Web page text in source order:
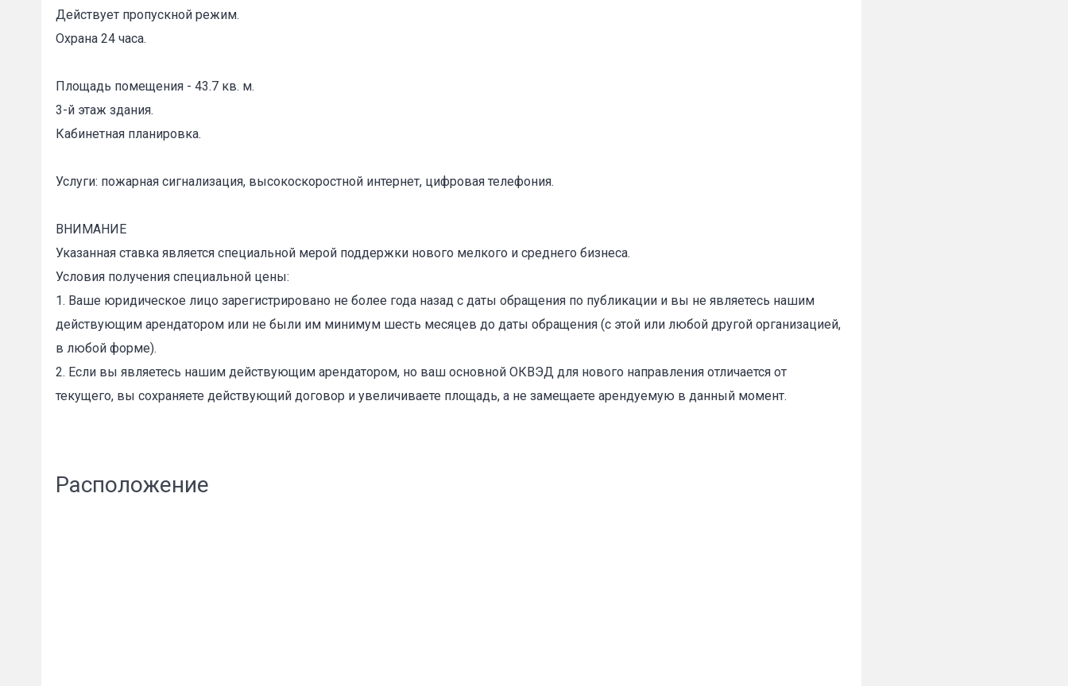
Действует пропускной режим.
Охрана 24 часа.
Площадь помещения - 43.7 кв. м.
3-й этаж здания.
Кабинетная планировка.
Услуги: пожарная сигнализация, высокоскоростной интернет, цифровая телефония.
ВНИМАНИЕ
Указанная ставка является специальной мерой поддержки нового мелкого и среднего бизнеса.
Условия получения специальной цены:
1. Ваше юридическое лицо зарегистрировано не более года назад с даты обращения по публикации и вы не являетесь нашим
действующим арендатором или не были им минимум шесть месяцев до даты обращения (с этой или любой другой организацией,
в любой форме).
2. Если вы являетесь нашим действующим арендатором, но ваш основной ОКВЭД для нового направления отличается от
текущего, вы сохраняете действующий договор и увеличиваете площадь, а не замещаете арендуемую в данный момент.
Расположение
Указанные характеристики отличаются от фактических